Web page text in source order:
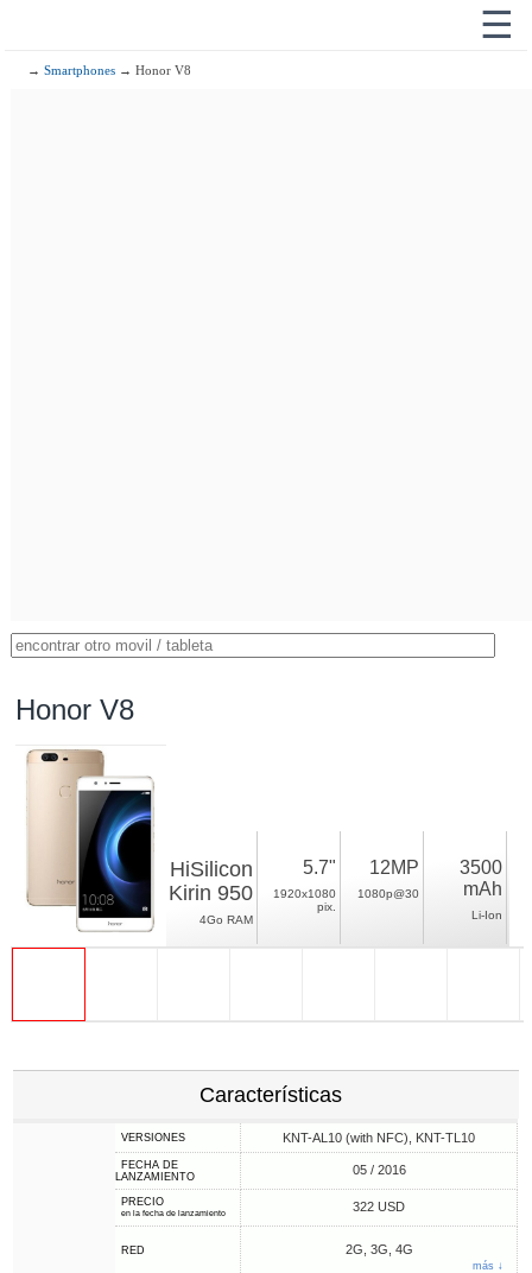
☰
→Smartphones → Honor V8
Honor V8
HiSilicon
Kirin 950
4Go RAM
5.7"
1920x1080
pix.
12MP
1080p@30
3500
mAh
Li-Ion
Características
VERSIONES KNT-AL10 (with NFC), KNT-TL10
FECHA DE
LANZAMIENTO
05 / 2016
PRECIO
en la fecha de lanzamiento 322 USD
RED 2G, 3G, 4G
más ↓